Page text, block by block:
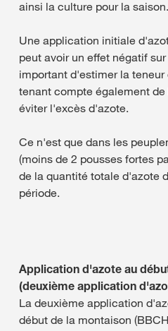
ainsi la culture pour la saison.
Une application initiale
peut avoir un effet négatif
important d'estimer la
tenant compte également
éviter l'excès d'azote.
Ce n'est que dans les
(moins de 2 pousses fortes
de la quantité totale d'azote
période.
Application d'azote au
(deuxième application
La deuxième application
début de la montaison